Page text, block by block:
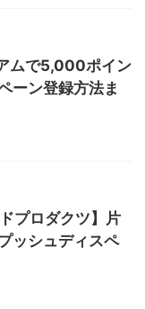
ムで5,000ポイン
ーン登録方法ま
プロダクツ】片
ッシュディスペ